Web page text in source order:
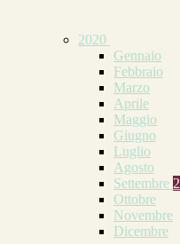
2020
Gennaio
Febbraio
Marzo
Aprile
Maggio
Giugno
Luglio
Agosto
Settembre 2
Ottobre
Novembre
Dicembre